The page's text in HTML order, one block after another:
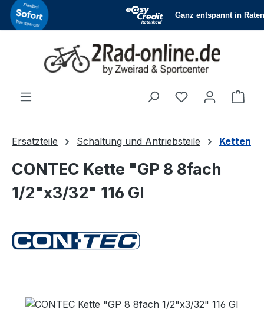
Zum Hauptinhalt springen
Du hast 0
Ersatzteile Schaltung und Antriebsteile Ketten
CONTEC Kette "GP 8 8fach
1/2"x3/32" 116 Gl